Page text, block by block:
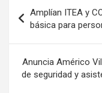
de
entradas
Amplían ITEA y
básica para
Anuncia Américo
de seguridad y